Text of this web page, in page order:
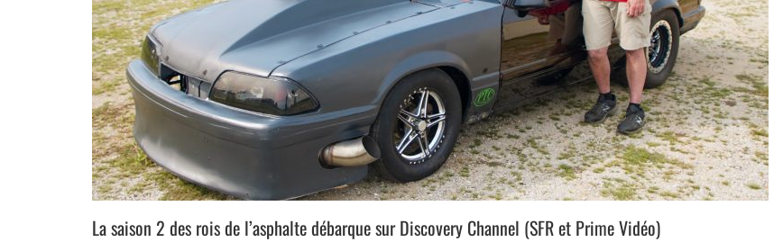
La saison 2 des rois de l’asphalte débarque sur Discovery Channel (SFR et Prime Vidéo)